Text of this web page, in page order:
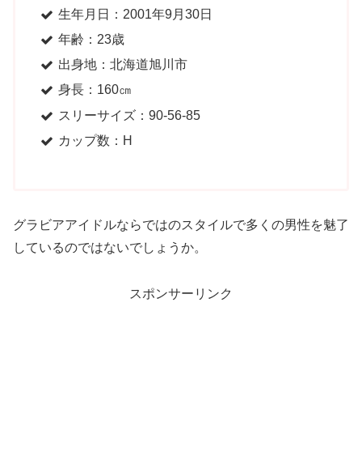
生年月日：2001年9月30日
年齢：23歳
出身地：北海道旭川市
身長：160㎝
スリーサイズ：90-56-85
カップ数：H
グラビアアイドルならではのスタイルで多くの男性を魅了
しているのではないでしょうか。
スポンサーリンク